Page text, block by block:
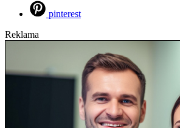
pinterest
Reklama